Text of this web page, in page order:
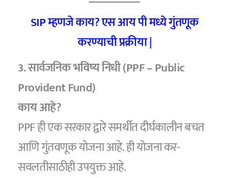
SIP म्हणजे काय? एस आय पी मध्ये गुंतणूक
करण्याची प्रक्रीया |
3. सार्वजनिक भविष्य निधी (PPF – Public
Provident Fund)
काय आहे?
PPF ही एक सरकार द्वारे समर्थीत दीर्घकालीन बचत
आणि गुंतवणूक योजना आहे. ही योजना कर-
सवलतीसाठीही उपयुक्त आहे.